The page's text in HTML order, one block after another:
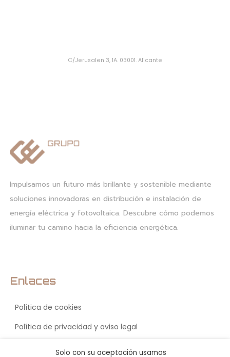
C/Jerusalen 3, 1A. 03001. Alicante
Impulsamos un futuro más brillante y sostenible mediante
soluciones innovadoras en distribución e instalación de
energía eléctrica y fotovoltaica. Descubre cómo podemos
iluminar tu camino hacia la eficiencia energética.
Enlaces
Política de cookies
Política de privacidad y aviso legal
Solo con su aceptación usamos